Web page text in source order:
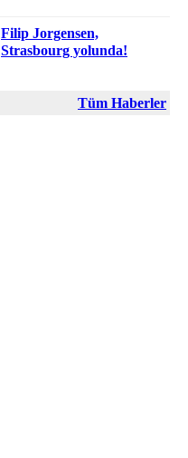
Filip Jorgensen,
Strasbourg yolunda!
Tüm Haberler